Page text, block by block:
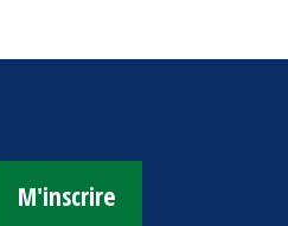
M'inscrire